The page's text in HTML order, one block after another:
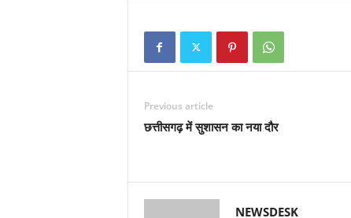
Previous article
छत्तीसगढ़ में सुशासन का नया दौर
NEWSDESK